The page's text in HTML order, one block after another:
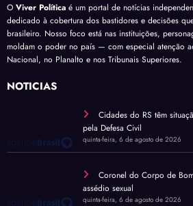
O Viver Política é um portal de notícias
dedicado à cobertura dos bastidores e decisões
brasileiro. Nosso foco está nas instituições,
moldam o poder no país — com especial atenção
Nacional, no Planalto e nos Tribunais Superiores.
NOTÍCIAS
Cidades do RS têm
pela Defesa Civil
quinta-feira, 6 de agosto de 2026
Coronel do Corpo de
assédio sexual
quinta-feira, 6 de agosto de 2026